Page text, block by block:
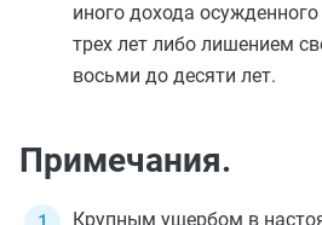
иного дохода
трех лет либо лишением
восьми до десяти лет.
Примечания.
Крупным ущербом в